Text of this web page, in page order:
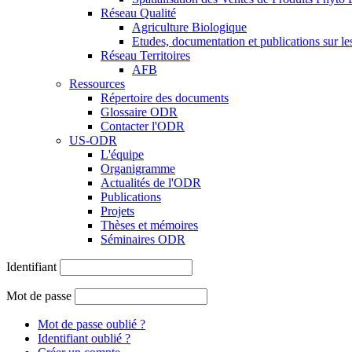
Réseau Qualité
Agriculture Biologique
Etudes, documentation et publications sur
Réseau Territoires
AFB
Ressources
Répertoire des documents
Glossaire ODR
Contacter l'ODR
US-ODR
L'équipe
Organigramme
Actualités de l'ODR
Publications
Projets
Thèses et mémoires
Séminaires ODR
Identifiant
Mot de passe
Mot de passe oublié ?
Identifiant oublié ?